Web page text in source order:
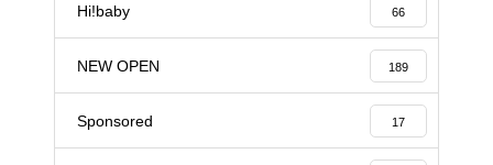
Hi!baby 66
NEW OPEN 189
Sponsored 17